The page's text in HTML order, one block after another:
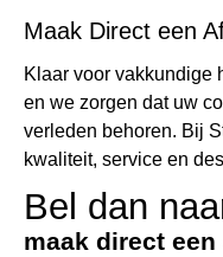
Maak Direct een
Klaar voor vakkundige
en we zorgen dat uw
verleden behoren. Bij
kwaliteit, service en
Bel dan
maak direct